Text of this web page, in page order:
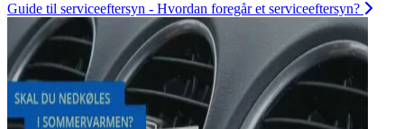
Guide til serviceeftersyn - Hvordan foregår et serviceeftersyn?